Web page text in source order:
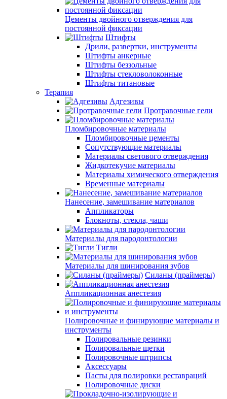
Цементы двойного отверждения для
постоянной фиксации
Штифты
Дрили, развертки, инструменты
Штифты анкерные
Штифты беззольные
Штифты стекловолоконные
Штифты титановые
Терапия
Адгезивы
Протравочные гели
Пломбировочные материалы
Пломбировочные цементы
Сопутствующие материалы
Материалы светового отверждения
Жидкотекучие материалы
Материалы химического отверждения
Временные материалы
Нанесение, замешивание материалов
Аппликаторы
Блокноты, стекла, чаши
Материалы для пародонтологии
Тигли
Материалы для шинирования зубов
Силаны (праймеры)
Аппликационная анестезия
Полировочные и финирующие материалы и
инструменты
Полировальные резинки
Полировальные щетки
Полировочные штрипсы
Аксессуары
Пасты для полировки реставраций
Полировочные диски